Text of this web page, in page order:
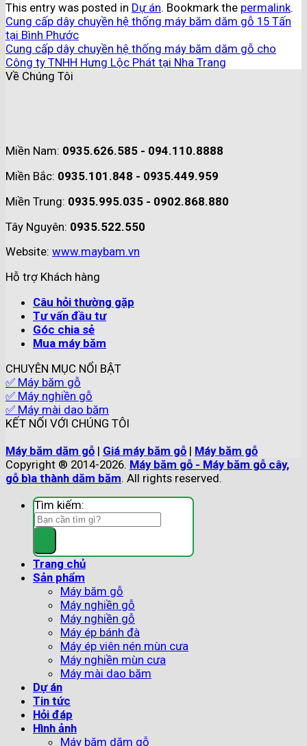
This entry was posted in Dự án. Bookmark the permalink.
Cung cấp dây chuyền hệ thống máy băm dăm gỗ 15 Tấn
tại Bình Phước
Cung cấp dây chuyền hệ thống máy băm dăm gỗ cho
Công ty TNHH Hưng Lộc Phát tại Nha Trang
Về Chúng Tôi
Miền Nam: 0935.626.585 - 094.110.8888
Miền Bắc: 0935.101.848 - 0935.449.959
Miền Trung: 0935.995.035 - 0902.868.880
Tây Nguyên: 0935.522.550
Website: www.maybam.vn
Hỗ trợ Khách hàng
Câu hỏi thường gặp
Tư vấn đầu tư
Góc chia sẻ
Mua máy băm
CHUYÊN MỤC NỔI BẬT
✅ Máy băm gỗ
✅ Máy nghiền gỗ
✅ Máy mài dao băm
KẾT NỐI VỚI CHÚNG TÔI
Máy băm dăm gỗ | Giá máy băm gỗ | Máy băm gỗ
Copyright ® 2014-2026. Máy băm gỗ - Máy băm gỗ cây,
gỗ bìa thành dăm băm. All rights reserved.
Tìm kiếm:
Trang chủ
Sản phẩm
Máy băm gỗ
Máy nghiền gỗ
Máy nghiền gỗ
Máy ép bánh đà
Máy ép viên nén mùn cưa
Máy nghiền mùn cưa
Máy mài dao băm
Dự án
Tin tức
Hỏi đáp
Hình ảnh
Máy băm dăm gỗ